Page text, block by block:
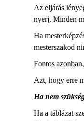
Az eljárás
nyerj. Minden
Ha
mesterszakod
Fontos
Azt, hogy erre
Ha nem
Ha a táblázat